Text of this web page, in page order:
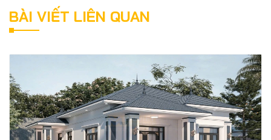
BÀI VIẾT LIÊN QUAN